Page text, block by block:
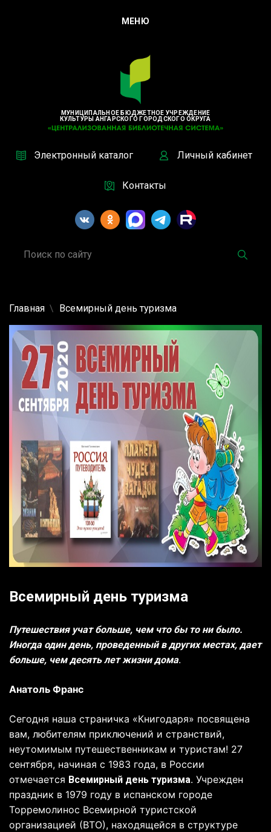
МУНИЦИПАЛЬНОЕ БЮДЖЕТНОЕ УЧРЕЖДЕНИЕ
КУЛЬТУРЫ АНГАРСКОГО ГОРОДСКОГО ОКРУГА
Электронный каталог Личный кабинет
Контакты
МЕНЮ
Главная Всемирный день туризма
Всемирный день туризма
Путешествия учат больше, чем что бы то ни было.
Иногда один день, проведенный в других местах, дает
больше, чем десять лет жизни дома.
Анатоль Франс
Сегодня наша страничка «Книгодаря» посвящена
вам, любителям приключений и странствий,
неутомимым путешественникам и туристам! 27
сентября, начиная с 1983 года, в России
отмечается Всемирный день туризма. Учрежден
праздник в 1979 году в испанском городе
Торремолинос Всемирной туристской
организацией (ВТО), находящейся в структуре